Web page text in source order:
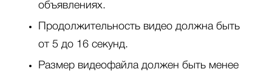
объявлениях.
Продолжительность видео должна быть
от 5 до 16 секунд.
Размер видеофайла должен быть менее